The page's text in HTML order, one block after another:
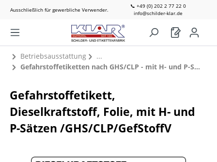
Ausschließlich für gewerbliche Verwender.
📞 +49 (0) 202 2 77 22 0
info@schilder-klar.de
Betriebsausstattung
Gefahrstoffetiketten nach GHS/CLP - mit H- und P-Sätzen
Gefahrstoffetikett,
Dieselkraftstoff, Folie, mit H- und
P-Sätzen /GHS/CLP/GefStoffV